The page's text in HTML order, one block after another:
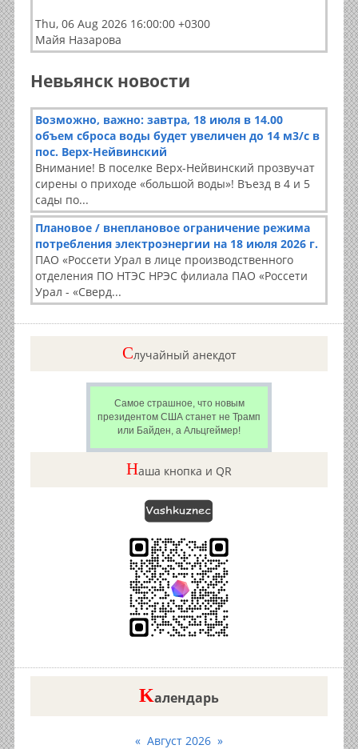
Thu, 06 Aug 2026 16:00:00 +0300
Майя Назарова
Невьянск новости
Возможно, важно: завтра, 18 июля в 14.00
объем сброса воды будет увеличен до 14 м3/с в
пос. Верх-Нейвинский
Внимание! В поселке Верх-Нейвинский прозвучат
сирены о приходе «большой воды»! Въезд в 4 и 5
сады по...
Плановое / внеплановое ограничение режима
потребления электроэнергии на 18 июля 2026 г.
ПАО «Россети Урал в лице производственного
отделения ПО НТЭС НРЭС филиала ПАО «Россети
Урал - «Сверд...
Cлучайный анекдот
Самое страшное, что новым
президентом США станет не Трамп
или Байден, а Альцгеймер!
Наша кнопка и QR
Kалендарь
« Август 2026 »